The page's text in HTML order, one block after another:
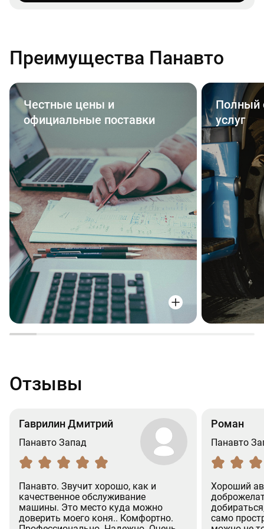
Преимущества Панавто
Честные цены и
официальные поставки
Полный
услуг
Отзывы
Гаврилин Дмитрий
Панавто Запад
Панавто. Звучит хорошо, как и
качественное обслуживание
машины. Это место куда можно
доверить моего коня.. Комфортно.
Роман
Панавто
Хороший
само